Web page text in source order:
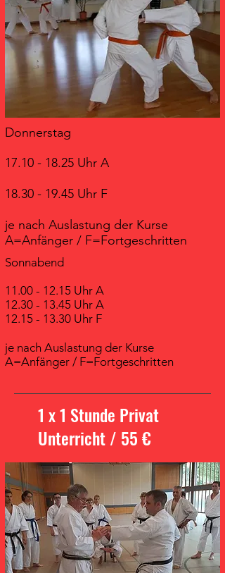
Donnerstag
17.10 - 18.25 Uhr A
18.30 - 19.45 Uhr F
je nach Auslastung der Kurse
A=Anfänger / F=Fortgeschritten
Sonnabend
11.00 - 12.15 Uhr A
12.30 - 13.45 Uhr A
12.15 - 13.30 Uhr F
je nach Auslastung der Kurse
A=Anfänger / F=Fortgeschritten
1 x 1 Stunde Privat
Unterricht / 55 €